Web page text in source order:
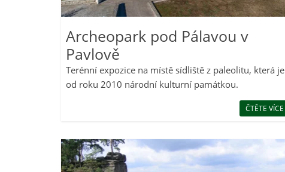
Archeopark pod Pálavou v
Pavlově
Terénní expozice na místě sídliště z paleolitu, která je
od roku 2010 národní kulturní památkou.
ČTĚTE VÍCE